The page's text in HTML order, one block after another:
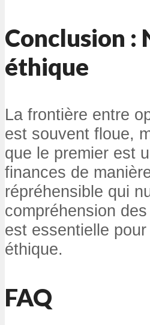
Conclusion :
éthique
La frontière entre
est souvent floue,
que le premier est
finances de
répréhensible qui
compréhension
est essentielle
éthique.
FAQ